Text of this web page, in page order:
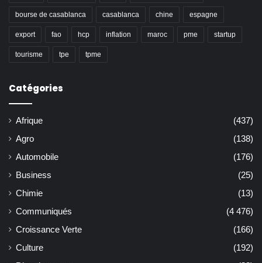
bourse de casablanca casablanca chine espagne
export fao hcp inflation maroc pme startup
tourisme tpe tpme
Catégories
Afrique
(437)
Agro
(138)
Automobile
(176)
Business
(25)
Chimie
(13)
Communiqués
(4 476)
Croissance Verte
(166)
Culture
(192)